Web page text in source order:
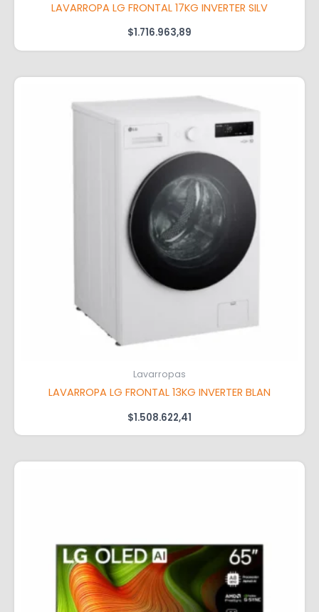
LAVARROPA LG FRONTAL 17KG INVERTER SILV
$1.716.963,89
Lavarropas
LAVARROPA LG FRONTAL 13KG INVERTER BLAN
$1.508.622,41